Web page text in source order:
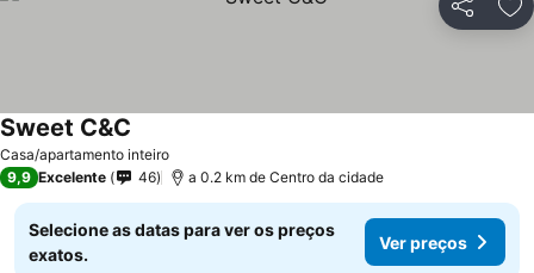
Partilhar
Casa/apartamento inteiro
Sweet C&C
9,9 Excelente 46 a 0.2 km de Centro da cidade
Selecione as datas para ver os preços
exatos.
Ver preços